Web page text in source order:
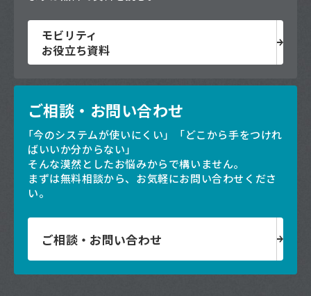
モビリティ
お役立ち資料
ご相談・お問い合わせ
「今のシステムが使いにくい」「どこから手をつけれ
ばいいか分からない」
そんな漠然としたお悩みからで構いません。
まずは無料相談から、お気軽にお問い合わせくださ
い。
ご相談・お問い合わせ